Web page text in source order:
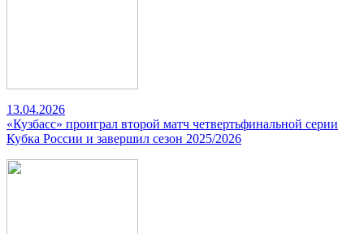
13.04.2026
«Кузбасс» проиграл второй матч четвертьфинальной серии
Кубка России и завершил сезон 2025/2026